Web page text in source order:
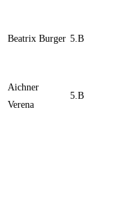
Beatrix Burger 5.B
Aichner
Verena
5.B